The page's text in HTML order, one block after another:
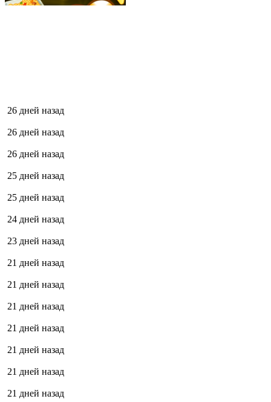
26 дней назад
26 дней назад
26 дней назад
25 дней назад
25 дней назад
24 дней назад
23 дней назад
21 дней назад
21 дней назад
21 дней назад
21 дней назад
21 дней назад
21 дней назад
21 дней назад